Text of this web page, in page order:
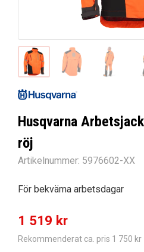
Husqvarna
röj
Artikelnummer: 5976602-XX
För bekväma arbetsdagar
1 519 kr
Rekommenderat ca. pris 1 750 kr